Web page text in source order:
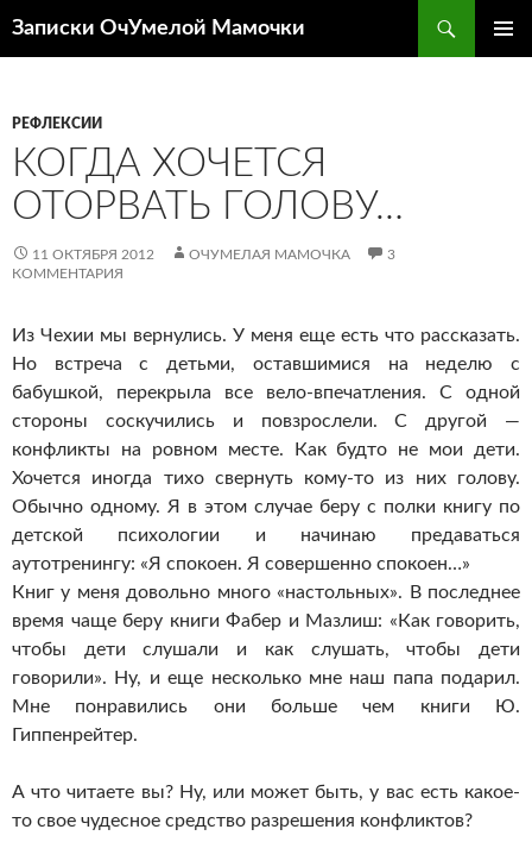
Записки ОчУмелой Мамочки
РЕФЛЕКСИИ
КОГДА ХОЧЕТСЯ
ОТОРВАТЬ ГОЛОВУ…
11 ОКТЯБРЯ 2012 ОЧУМЕЛАЯ МАМОЧКА
3
КОММЕНТАРИЯ
Из Чехии мы вернулись. У меня еще есть что рассказать.
Но встреча с детьми, оставшимися на неделю с
бабушкой, перекрыла все вело-впечатления. С одной
стороны соскучились и повзрослели. С другой —
конфликты на ровном месте. Как будто не мои дети.
Хочется иногда тихо свернуть кому-то из них голову.
Обычно одному. Я в этом случае беру с полки книгу по
детской психологии и начинаю предаваться
аутотренингу: «Я спокоен. Я совершенно спокоен…»
Книг у меня довольно много «настольных». В последнее
время чаще беру книги Фабер и Мазлиш: «Как говорить,
чтобы дети слушали и как слушать, чтобы дети
говорили». Ну, и еще несколько мне наш папа подарил.
Мне понравились они больше чем книги Ю.
Гиппенрейтер.
А что читаете вы? Ну, или может быть, у вас есть какое-
то свое чудесное средство разрешения конфликтов?